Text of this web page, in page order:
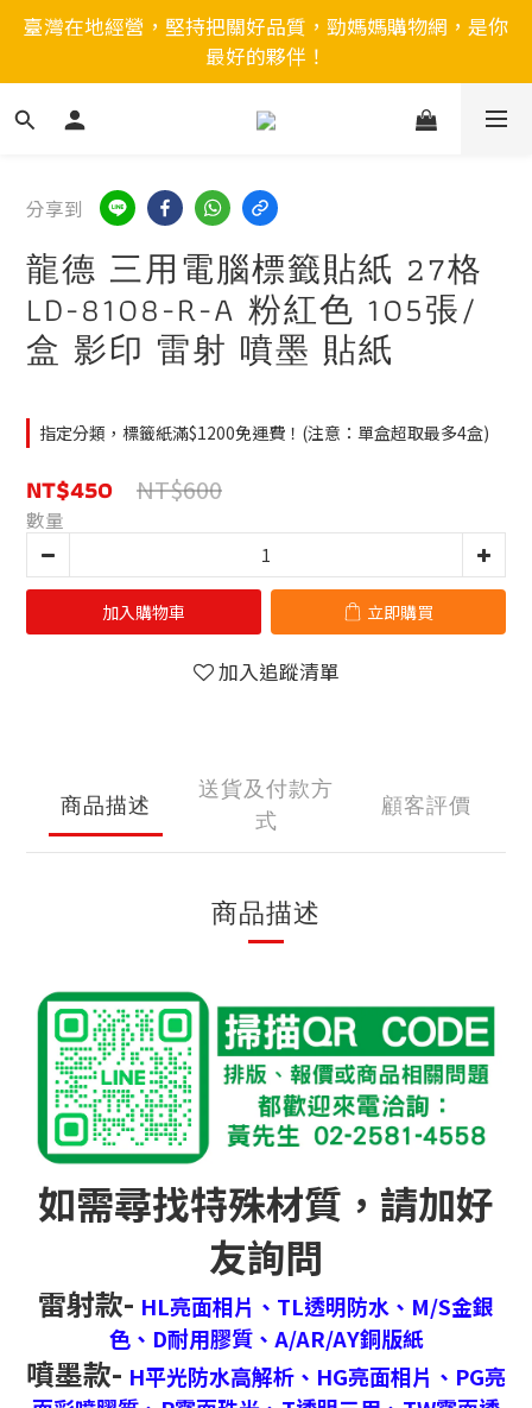
臺灣在地經營，堅持把關好品質，勁媽媽購物網，是你
最好的夥伴！
分享到
龍德 三用電腦標籤貼紙 27格
LD-8108-R-A 粉紅色 105張/
盒 影印 雷射 噴墨 貼紙
指定分類，標籤紙滿$1200免運費！(注意：單盒超取最多4盒)
NT$450 NT$600
數量
加入購物車 立即購買
加入追蹤清單
商品描述
送貨及付款方
式
顧客評價
商品描述
如需尋找特殊材質，請加好
友詢問
雷射款- HL亮面相片、 TL透明防水、 M/S金銀
色、 D耐用膠質、 A/AR/AY銅版紙
噴墨款- H平光防水高解析、 HG亮面相片、 PG亮